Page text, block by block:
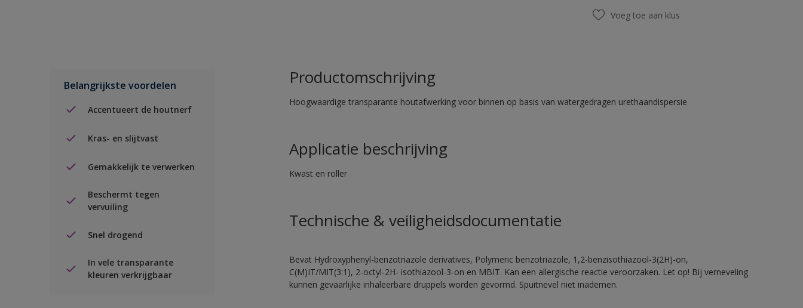
Voeg toe aan klus
Belangrijkste voordelen
Accentueert de houtnerf
Kras- en slijtvast
Gemakkelijk te verwerken
Beschermt tegen
vervuiling
Snel drogend
In vele transparante
kleuren verkrijgbaar
Productomschrijving
Hoogwaardige transparante houtafwerking voor binnen op basis van watergedragen urethaandispersie
Applicatie beschrijving
Kwast en roller
Technische & veiligheidsdocumentatie
Bevat Hydroxyphenyl-benzotriazole derivatives, Polymeric benzotriazole, 1,2-benzisothiazool-3(2H)-on,
C(M)IT/MIT(3:1), 2-octyl-2H- isothiazool-3-on en MBIT. Kan een allergische reactie veroorzaken. Let op! Bij verneveling
kunnen gevaarlijke inhaleerbare druppels worden gevormd. Spuitnevel niet inademen.